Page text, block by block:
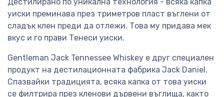
уиски преминава през триметров пласт въглени от
сладък клен преди да отлежи. Това му придава мек
вкус и го прави Тенеси уиски.
Gentleman Jack Tennessee Whiskey е друг специален
продукт на дестилационната фабрика Jack Daniel.
Спазвайки традицията, всяка капка от това уиски
се филтрира през кленови дървени въглища, както